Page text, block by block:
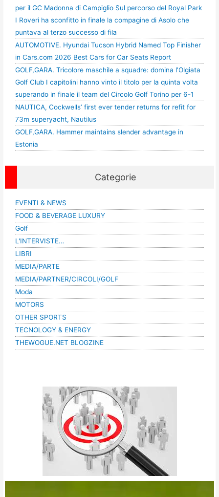
per il GC Madonna di Campiglio Sul percorso del Royal Park
I Roveri ha sconfitto in finale la compagine di Asolo che
puntava al terzo successo di fila
AUTOMOTIVE. Hyundai Tucson Hybrid Named Top Finisher
in Cars.com 2026 Best Cars for Car Seats Report
GOLF,GARA. Tricolore maschile a squadre: domina l’Olgiata
Golf Club I capitolini hanno vinto il titolo per la quinta volta
superando in finale il team del Circolo Golf Torino per 6-1
NAUTICA, Cockwells’ first ever tender returns for refit for
73m superyacht, Nautilus
GOLF,GARA. Hammer maintains slender advantage in
Estonia
Categorie
EVENTI & NEWS
FOOD & BEVERAGE LUXURY
Golf
L'INTERVISTE…
LIBRI
MEDIA/PARTE
MEDIA/PARTNER/CIRCOLI/GOLF
Moda
MOTORS
OTHER SPORTS
TECNOLOGY & ENERGY
THEWOGUE.NET BLOGZINE